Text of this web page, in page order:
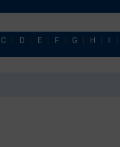
C D E F G H I